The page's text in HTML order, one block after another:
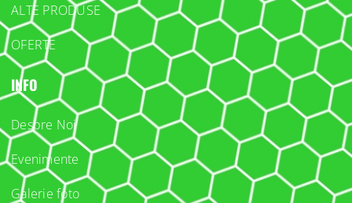
ALTE PRODUSE
OFERTE
INFO
Despre Noi
Evenimente
Galerie foto